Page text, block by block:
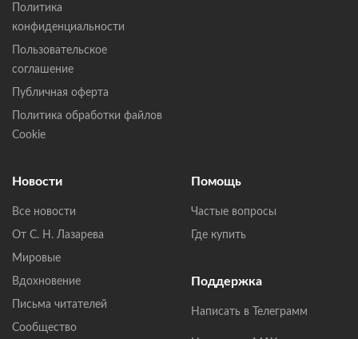
Политика
конфиденциальности
Пользовательское
соглашение
Публичная оферта
Политика обработки файлов
Cookie
Новости
Все новости
От С. Н. Лазарева
Мировые
Вдохновение
Письма читателей
Сообщество
Помощь
Частые вопросы
Где купить
Поддержка
Написать в Телеграмм